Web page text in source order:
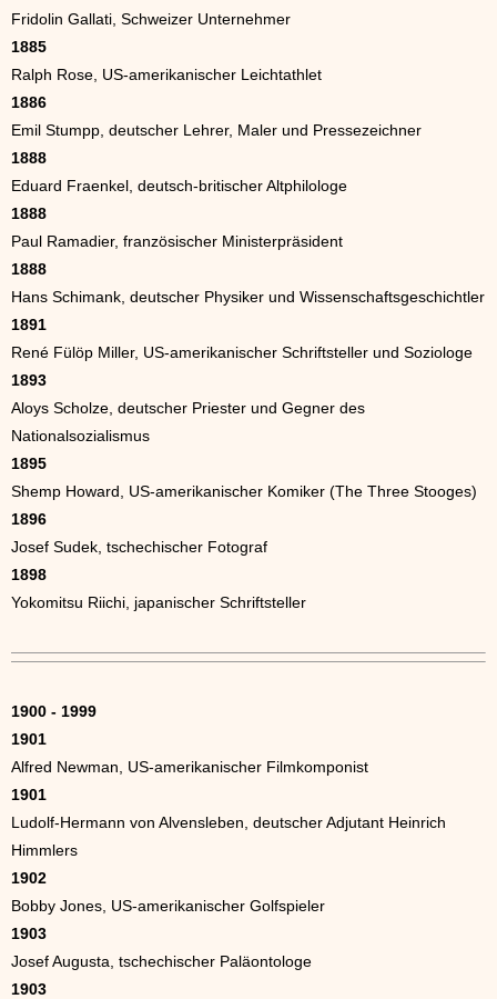
Fridolin Gallati, Schweizer Unternehmer
1885
Ralph Rose, US-amerikanischer Leichtathlet
1886
Emil Stumpp, deutscher Lehrer, Maler und Pressezeichner
1888
Eduard Fraenkel, deutsch-britischer Altphilologe
1888
Paul Ramadier, französischer Ministerpräsident
1888
Hans Schimank, deutscher Physiker und Wissenschaftsgeschichtler
1891
René Fülöp Miller, US-amerikanischer Schriftsteller und Soziologe
1893
Aloys Scholze, deutscher Priester und Gegner des
Nationalsozialismus
1895
Shemp Howard, US-amerikanischer Komiker (The Three Stooges)
1896
Josef Sudek, tschechischer Fotograf
1898
Yokomitsu Riichi, japanischer Schriftsteller
1900 - 1999
1901
Alfred Newman, US-amerikanischer Filmkomponist
1901
Ludolf-Hermann von Alvensleben, deutscher Adjutant Heinrich
Himmlers
1902
Bobby Jones, US-amerikanischer Golfspieler
1903
Josef Augusta, tschechischer Paläontologe
1903